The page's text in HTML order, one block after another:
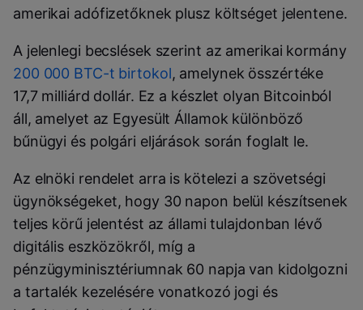
amerikai adófizetőknek plusz költséget jelentene.
A jelenlegi becslések szerint az amerikai kormány
200 000 BTC-t birtokol, amelynek összértéke
17,7 milliárd dollár. Ez a készlet olyan Bitcoinból
áll, amelyet az Egyesült Államok különböző
bűnügyi és polgári eljárások során foglalt le.
Az elnöki rendelet arra is kötelezi a szövetségi
ügynökségeket, hogy 30 napon belül készítsenek
teljes körű jelentést az állami tulajdonban lévő
digitális eszközökről, míg a
pénzügyminisztériumnak 60 napja van kidolgozni
a tartalék kezelésére vonatkozó jogi és